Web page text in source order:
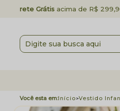
Frete Grátis acima de R$
Início Vestido